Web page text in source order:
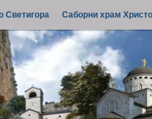
Светигора Саборни храм